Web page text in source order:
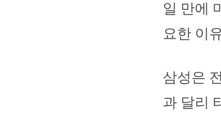
일 만에
요한 이
삼성은
과 달리